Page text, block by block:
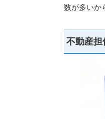
数が多いか
不動産担